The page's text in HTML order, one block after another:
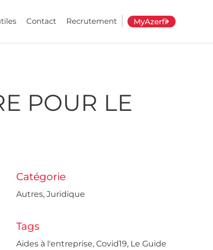
Contact Recrutement MyAzerfi
POUR LE
Catégorie
Autres, Juridique
Tags
Aides à l'entreprise, Covid19, Le Guide